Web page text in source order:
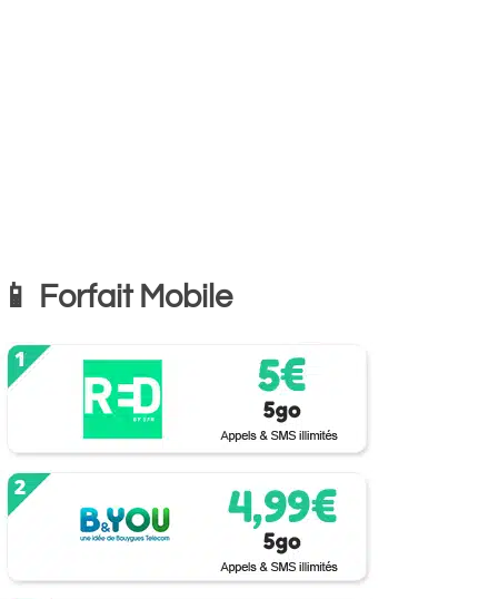
📱 Forfait Mobile